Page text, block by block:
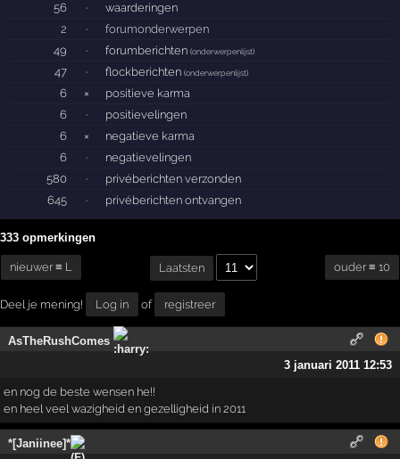
56
·
waarderingen
2
·
forumonderwerpen
49
· forumberichten(onderwerpenlijst)
47 · flockberichten(onderwerpenlijst)
6 ×
positieve karma
6
·
positievelingen
6
×
negatieve karma
6
·
negatievelingen
580
·
privéberichten verzonden
645
· privéberichten ontvangen
333 opmerkingen
nieuwer ≡ L Laatsten ouder ≡ 10
Deel je mening! Log in of registreer
AsTheRushComes
3 januari 2011 12:53
en nog de beste wensen he!!
en heel veel wazigheid en gezelligheid in 2011
*[Janiinee]*